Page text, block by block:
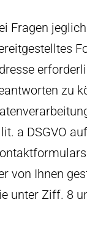
Fragen
zu
a DSGVO
von Ihnen
unter Ziff. 8